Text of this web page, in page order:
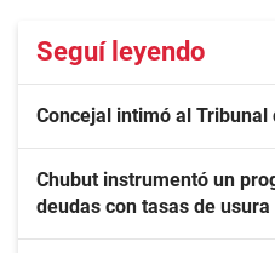
Seguí leyendo
Concejal intimó al Tribunal
Chubut instrumentó un
deudas con tasas de usura